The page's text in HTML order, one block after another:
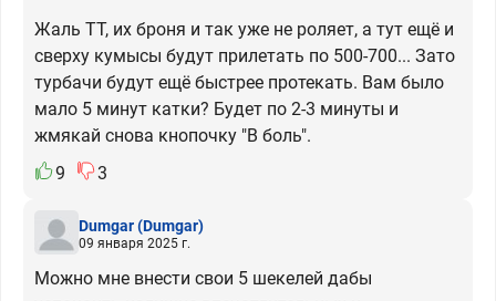
Жаль ТТ, их броня и так уже не роляет, а тут ещё и
сверху кумысы будут прилетать по 500-700... Зато
турбачи будут ещё быстрее протекать. Вам было
мало 5 минут катки? Будет по 2-3 минуты и
жмякай снова кнопочку "В боль".
9
3
Dumgar(Dumgar)
09 января 2025 г.
Можно мне внести свои 5 шекелей дабы